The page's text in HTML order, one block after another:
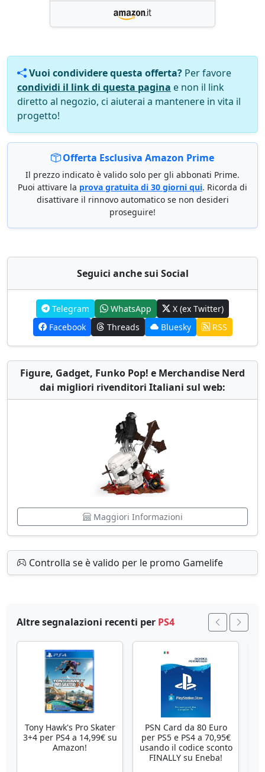
Vuoi condividere questa offerta? Per favore
condividi il link di questa pagina e non il link
diretto al negozio, ci aiuterai a mantenere in vita il
progetto!
Offerta Esclusiva Amazon Prime
Il prezzo indicato è valido solo per gli abbonati Prime.
Puoi attivare la prova gratuita di 30 giorni qui. Ricorda di
disattivare il rinnovo automatico se non desideri
proseguire!
Seguici anche sui Social
Telegram WhatsApp
X (ex Twitter)
Facebook
Threads Bluesky RSS
Figure, Gadget, Funko Pop! e Merchandise Nerd
dai migliori rivenditori Italiani sul web:
Maggiori Informazioni
Controlla se è valido per le promo Gamelife
Altre segnalazioni recenti per PS4
Tony Hawk's Pro Skater
3+4 per PS4 a 14,99€ su
Amazon!
PSN Card da 80 Euro
per PS5 e PS4 a 70,95€
usando il codice sconto
FINALLY su Eneba!